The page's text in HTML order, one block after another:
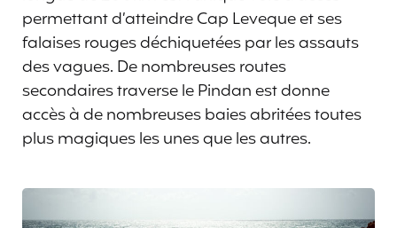
permettant d’atteindre Cap Leveque et ses
falaises rouges déchiquetées par les assauts
des vagues. De nombreuses routes
secondaires traverse le Pindan est donne
accès à de nombreuses baies abritées toutes
plus magiques les unes que les autres.